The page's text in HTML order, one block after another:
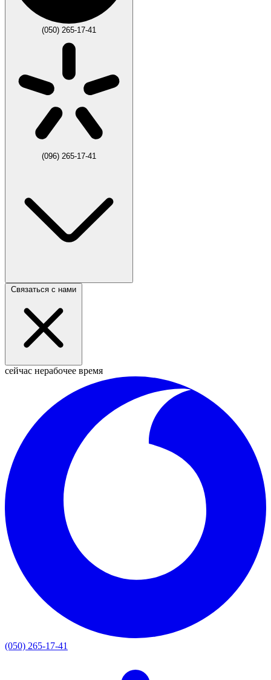
(050) 265-17-41
(096) 265-17-41
Связаться с нами
сейчас нерабочее время
(050) 265-17-41